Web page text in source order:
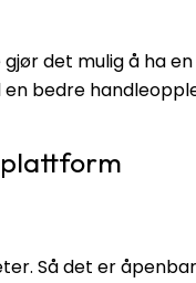
det mulig å ha
bedre
plattform
Så det er